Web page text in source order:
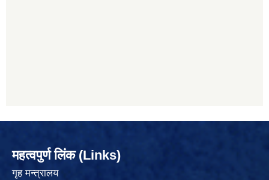
महत्वपुर्ण लिंक (Links)
गृह मन्त्रालय